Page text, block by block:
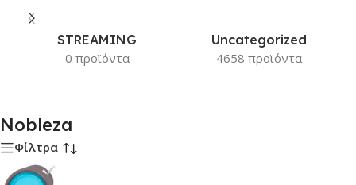
STREAMING
0 προϊόντα
Uncategorized
4658 προϊόντα
Nobleza
Φίλτρα